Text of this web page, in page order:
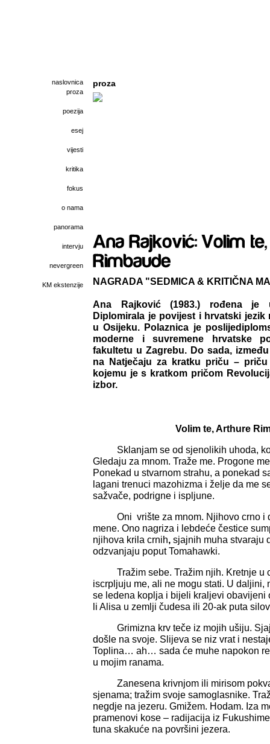
naslovnica
proza
poezija
esej
vijesti
kritika
fokus
o nama
panorama
intervju
nevergreen
KM ekstenzije
proza
NAGRADA "SEDMICA & KRITIČNA
Ana Rajković (1983.) rođena je
Diplomirala je povijest i hrvatski jezik
u Osijeku. Polaznica je
moderne i suvremene hrvatske
fakultetu u Zagrebu. Do sada,
na Natječaju za kratku priču –
kojemu je s kratkom pričom
izbor.
Volim te, Arthure
Sklanjam se od sjenolikih uhoda,
Gledaju za mnom. Traže me. Progone
Ponekad u stvarnom strahu, a ponekad
lagani trenuci mazohizma i želje da me
sažvače, podrigne i ispljune.
Oni vrište za mnom. Njihovo crno i
mene. Ono nagriza i lebdeće čestice
njihova krila crnih, sjajnih muha stvaraju
odzvanjaju poput Tomahawki.
Tražim sebe. Tražim njih. Kretnje u
iscrpljuju me, ali ne mogu stati. U daljini,
se ledena koplja i bijeli kraljevi obavijeni
li Alisa u zemlji čudesa ili 20-ak puta
Grimizna krv teče iz mojih ušiju.
došle na svoje. Slijeva se niz vrat i
Toplina… ah… sada će muhe napokon
u mojim ranama.
Zanesena krivnjom ili mirisom
sjenama; tražim svoje samoglasnike.
negdje na jezeru. Gmižem. Hodam. Iza
pramenovi kose – radijacija iz
tuna skakuće na površini jezera.